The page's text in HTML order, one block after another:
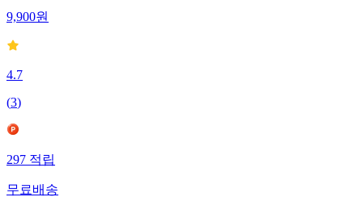
9,900원
4.7
(3)
297적립
무료배송